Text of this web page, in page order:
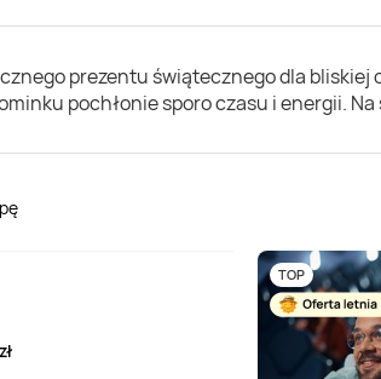
prezentu świątecznego dla bliskiej
pochłonie sporo czasu i energii.
TOP